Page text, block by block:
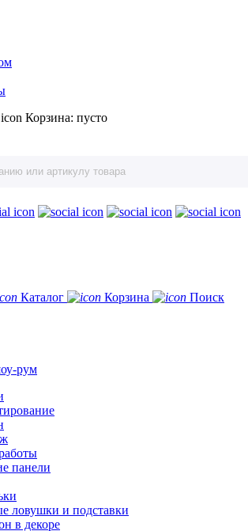
Корзина: пусто
Каталог Корзина
Поиск
рум
панели
ловушки и подставки
в декоре